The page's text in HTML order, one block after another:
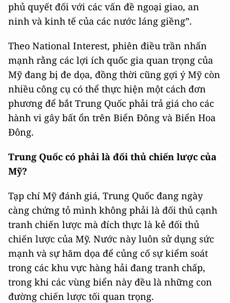
phủ quyết đối với các vấn đề ngoại giao, an
ninh và kinh tế của các nước láng giềng”.
Theo National Interest, phiên điều trần nhấn
mạnh rằng các lợi ích quốc gia quan trọng của
Mỹ đang bị đe dọa, đồng thời cũng gợi ý Mỹ còn
nhiều công cụ có thể thực hiện một cách đơn
phương để bắt Trung Quốc phải trả giá cho các
hành vi gây bất ổn trên Biển Đông và Biển Hoa
Đông.
Trung Quốc có phải là đối thủ chiến lược của
Mỹ?
Tạp chí Mỹ đánh giá, Trung Quốc đang ngày
càng chứng tỏ mình không phải là đối thủ cạnh
tranh chiến lược mà đích thực là kẻ đối thủ
chiến lược của Mỹ. Nước này luôn sử dụng sức
mạnh và sự hăm dọa để củng cố sự kiểm soát
trong các khu vực hàng hải đang tranh chấp,
trong khi các vùng biển này đều là những con
đường chiến lược tối quan trọng.